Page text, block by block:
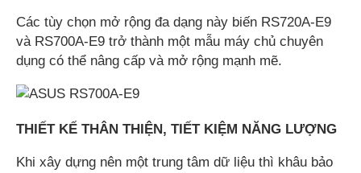
Các tùy chọn mở rộng đa dạng này biến RS720A-E9
và RS700A-E9 trở thành một mẫu máy chủ chuyên
dụng có thể nâng cấp và mở rộng mạnh mẽ.
THIẾT KẾ THÂN THIỆN, TIẾT KIỆM NĂNG LƯỢNG
Khi xây dựng nên một trung tâm dữ liệu thì khâu bảo